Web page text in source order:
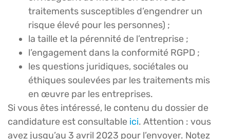
traitements susceptibles d’engendrer un
risque élevé pour les personnes) ;
la taille et la pérennité de l’entreprise ;
l’engagement dans la conformité RGPD ;
les questions juridiques, sociétales ou
éthiques soulevées par les traitements mis
en œuvre par les entreprises.
Si vous êtes intéressé, le contenu du dossier de
candidature est consultable ici. Attention : vous
avez jusqu’au 3 avril 2023 pour l’envoyer. Notez